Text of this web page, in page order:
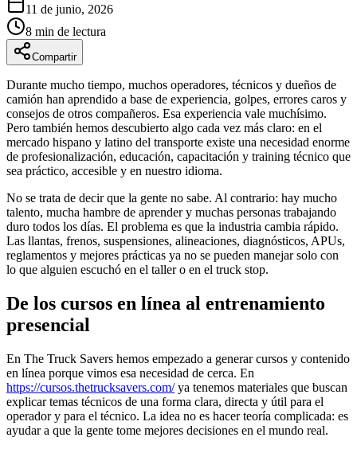
11 de junio, 2026
8 min de lectura
Compartir
Durante mucho tiempo, muchos operadores, técnicos y dueños de
camión han aprendido a base de experiencia, golpes, errores caros y
consejos de otros compañeros. Esa experiencia vale muchísimo.
Pero también hemos descubierto algo cada vez más claro: en el
mercado hispano y latino del transporte existe una necesidad enorme
de profesionalización, educación, capacitación y training técnico que
sea práctico, accesible y en nuestro idioma.
No se trata de decir que la gente no sabe. Al contrario: hay mucho
talento, mucha hambre de aprender y muchas personas trabajando
duro todos los días. El problema es que la industria cambia rápido.
Las llantas, frenos, suspensiones, alineaciones, diagnósticos, APUs,
reglamentos y mejores prácticas ya no se pueden manejar solo con
lo que alguien escuchó en el taller o en el truck stop.
De los cursos en línea al entrenamiento
presencial
En The Truck Savers hemos empezado a generar cursos y contenido
en línea porque vimos esa necesidad de cerca. En
https://cursos.thetrucksavers.com/ya tenemos materiales que buscan
explicar temas técnicos de una forma clara, directa y útil para el
operador y para el técnico. La idea no es hacer teoría complicada: es
ayudar a que la gente tome mejores decisiones en el mundo real.